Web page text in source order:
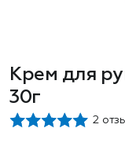
Крем для
30г
2